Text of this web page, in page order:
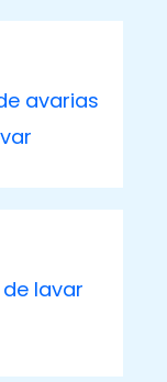
avarias
lavar